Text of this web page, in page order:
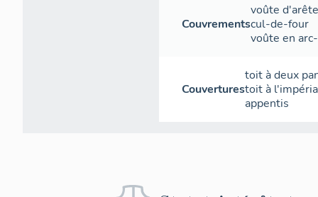
- Chevet :
- Clocher :
à hauteur
élevé.
Couvrements
voûte
cul-de-four
voûte en
Couvertures
toit à deux
toit à
appentis